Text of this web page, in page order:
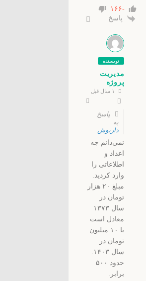
-۱۶۶
پاسخ
نویسنده
مدیریت
پروژه
پاسخ
به
داریوش
نمی‌دانم چه
اعداد و
اطلاعاتی را
وارد کردید.
مبلغ ۲۰ هزار
تومان در
سال ۱۳۷۳
معادل است
با ۱۰ میلیون
تومان در
حدود ۵۰۰
برابر.